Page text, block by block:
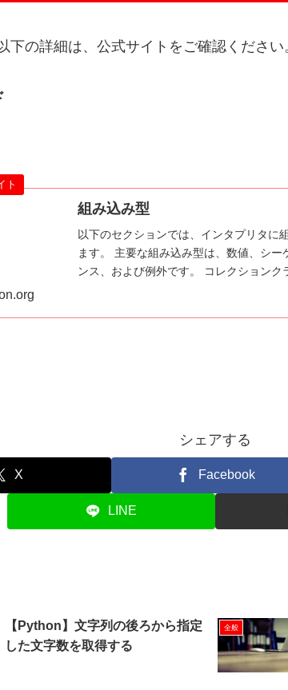
下の詳細は、公式サイトをご確認ください
組み込み型
以下のセクションでは、インタプリタに
ます。 主要な組み込み型は、数値、シ
ンス、および例外です。 コレクション
シェアする
X Facebook
LINE
【Python】文字列の後ろから指定
した文字数を取得する
全般